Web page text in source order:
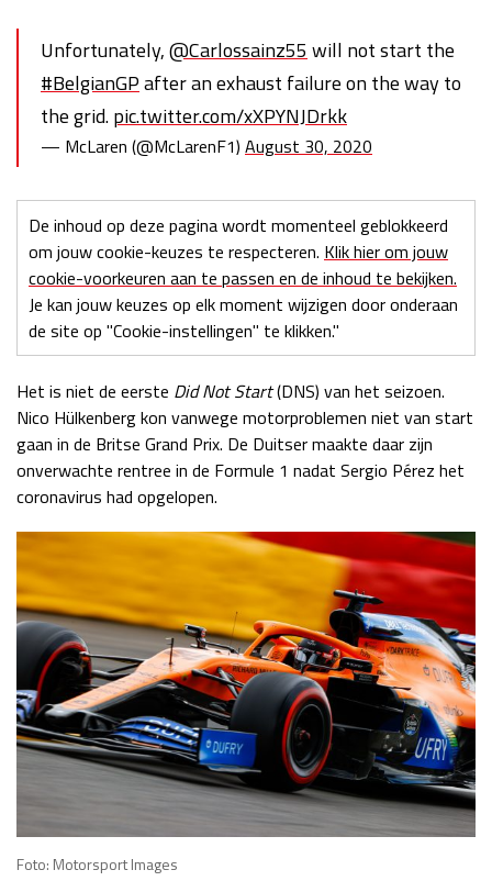
GP QATAR 2026
Kwalificatie
za 19:00 - 20:00
Race
zo 17:00 - 19:00
Kwalificatie
za 15:00 - 16:00
Race
zo 14:00 - 16:00
Unfortunately,@Carlossainz55 will not start the
#BelgianGPafter an exhaust failure on the way to
the grid.pic.twitter.com/xXPYNJDrkk
— McLaren (@McLarenF1) August 30, 2020
De inhoud op deze pagina wordt momenteel geblokkeerd
om jouw cookie-keuzes te respecteren. Klik hier om jouw
cookie-voorkeuren aan te passen en de inhoud te bekijken.
Je kan jouw keuzes op elk moment wijzigen door onderaan
de site op "Cookie-instellingen" te klikken."
Het is niet de eerste Did Not Start(DNS) van het seizoen.
Nico Hülkenberg kon vanwege motorproblemen niet van start
gaan in de Britse Grand Prix. De Duitser maakte daar zijn
onverwachte rentree in de Formule 1 nadat Sergio Pérez het
coronavirus had opgelopen.
Foto: Motorsport Images